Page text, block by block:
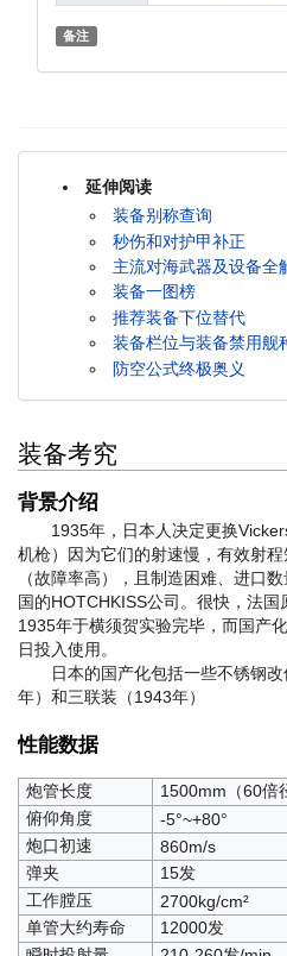
空相交汇点：
交汇世界的弧光
复刻穹顶下的圣咏
复刻浮樱影华：
镜位螺旋
复刻箱庭疗法
蝶海梦花：HT2/
穹顶下的圣咏曲
复刻苍红的回响
浮樱影华：B1/D1
苍红的回响：A1/
墨染：A4/C4
复刻红染：A2/C2
红染：A2
C2
铅色
：SP1
备注
延伸阅读
装备别称查询
秒伤和对护甲补正
主流对海武器及设备全
装备一图榜
推荐装备下位替代
装备栏位与装备禁用舰
防空公式终极奥义
装备考究
背景介绍
1935年，日本人决定更换
机枪）因为它们的射速慢，有效射
（故障率高），且制造困难、进口
国的HOTCHKISS公司。很快，法
1935年于横须贺实验完毕，而国产
日投入使用。
日本的国产化包括一些不锈钢改
年）和三联装（1943年）
性能数据
炮管长度
1500mm（60倍
俯仰角度
-5°~+80°
炮口初速
860m/s
弹夹
15发
工作膛压
2700kg/cm²
单管大约寿命
12000发